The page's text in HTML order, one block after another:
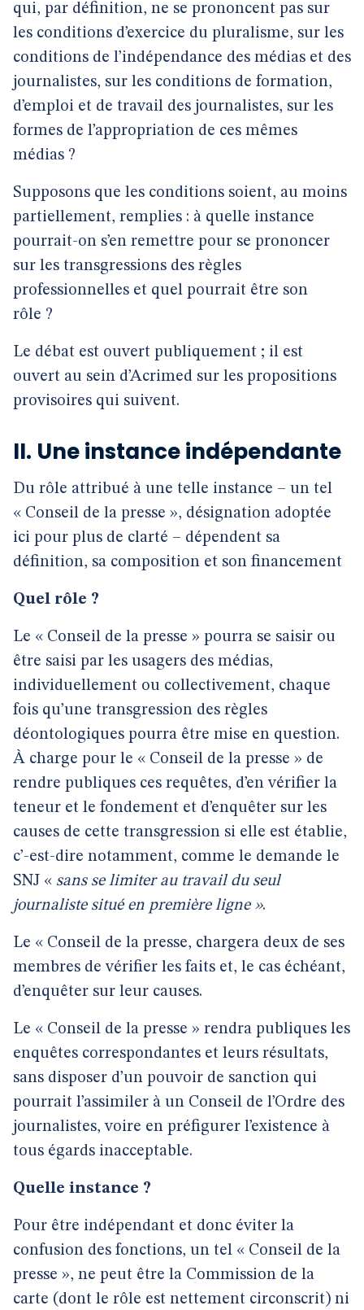
qui, par définition, ne se prononcent pas sur
les conditions d’exercice du pluralisme, sur les
conditions de l’indépendance des médias et des
journalistes, sur les conditions de formation,
d’emploi et de travail des journalistes, sur les
formes de l’appropriation de ces mêmes
médias ?
Supposons que les conditions soient, au moins
partiellement, remplies : à quelle instance
pourrait-on s’en remettre pour se prononcer
sur les transgressions des règles
professionnelles et quel pourrait être son
rôle ?
Le débat est ouvert publiquement ; il est
ouvert au sein d’Acrimed sur les propositions
provisoires qui suivent.
II. Une instance indépendante
Du rôle attribué à une telle instance – un tel
« Conseil de la presse », désignation adoptée
ici pour plus de clarté – dépendent sa
définition, sa composition et son financement
Quel rôle ?
Le « Conseil de la presse » pourra se saisir ou
être saisi par les usagers des médias,
individuellement ou collectivement, chaque
fois qu’une transgression des règles
déontologiques pourra être mise en question.
À charge pour le « Conseil de la presse » de
rendre publiques ces requêtes, d’en vérifier la
teneur et le fondement et d’enquêter sur les
causes de cette transgression si elle est établie,
c’-est-dire notamment, comme le demande le
SNJ « sans se limiter au travail du seul
journaliste situé en première ligne ».
Le « Conseil de la presse, chargera deux de ses
membres de vérifier les faits et, le cas échéant,
d’enquêter sur leur causes.
Le « Conseil de la presse » rendra publiques les
enquêtes correspondantes et leurs résultats,
sans disposer d’un pouvoir de sanction qui
pourrait l’assimiler à un Conseil de l’Ordre des
journalistes, voire en préfigurer l’existence à
tous égards inacceptable.
Quelle instance ?
Pour être indépendant et donc éviter la
confusion des fonctions, un tel « Conseil de la
presse », ne peut être la Commission de la
carte (dont le rôle est nettement circonscrit) ni